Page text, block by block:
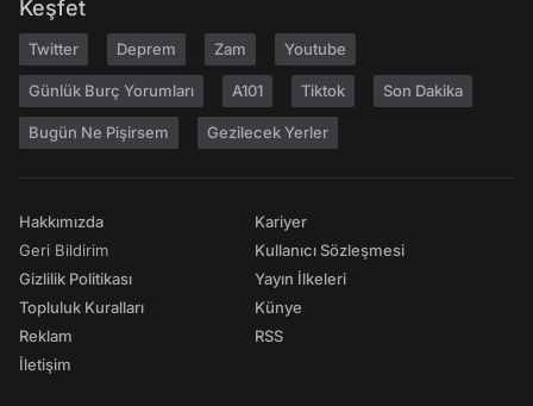
Keşfet
Twitter Deprem Zam Youtube
Günlük Burç Yorumları A101 Tiktok Son Dakika
Bugün Ne Pişirsem Gezilecek Yerler
Hakkımızda
Geri Bildirim
Gizlilik Politikası
Topluluk Kuralları
Reklam
İletişim
Kariyer
Kullanıcı Sözleşmesi
Yayın İlkeleri
Künye
RSS